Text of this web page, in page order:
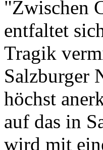
"Zwischen
entfaltet
Tragik
Salzburger
höchst
auf das in
wird mit